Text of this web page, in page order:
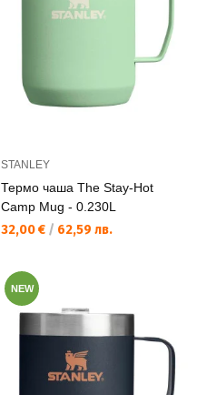
STANLEY
Термо чаша The Stay-Hot
Camp Mug - 0.230L
Текуща цена:
32,00 € / 62,59 лв.
NEW